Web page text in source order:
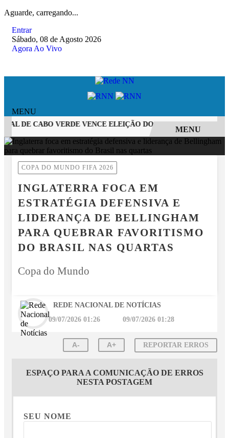
Aguarde, carregando...
Entrar
Sábado, 08 de Agosto 2026
Agora Ao Vivo
MENU
DE CABO VERDE VENCE ELEIÇÃO DO GOL MAIS BONITO DA
EM ALTA
MENU
COPA DO MUNDO FIFA 2026
INGLATERRA FOCA EM
ESTRATÉGIA DEFENSIVA E
LIDERANÇA DE BELLINGHAM
PARA QUEBRAR FAVORITISMO
DO BRASIL NAS QUARTAS
Copa do Mundo
REDE NACIONAL DE NOTÍCIAS
09/07/2026 01:26 09/07/2026 01:28
A- A+ REPORTAR ERROS
ESPAÇO PARA A COMUNICAÇÃO DE ERROS
NESTA POSTAGEM
SEU NOME